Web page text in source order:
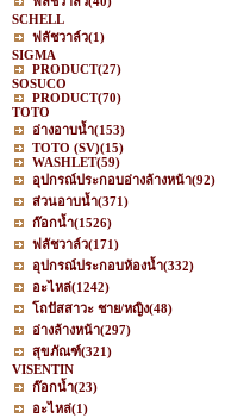
SCHELL
ฟลัชวาล์ว(1)
SIGMA
PRODUCT(27)
SOSUCO
PRODUCT(70)
TOTO
อ่างอาบน้ำ(153)
TOTO (SV)(15)
WASHLET(59)
อุปกรณ์ประกอบอ่างล้างหน้า(92)
ส่วนอาบน้ำ(371)
ก๊อกน้ำ(1526)
ฟลัชวาล์ว(171)
อุปกรณ์ประกอบห้องน้ำ(332)
อะไหล่(1242)
โถปัสสาวะ ชาย/หญิง(48)
อ่างล้างหน้า(297)
สุขภัณฑ์(321)
VISENTIN
ก๊อกน้ำ(23)
อะไหล่(1)